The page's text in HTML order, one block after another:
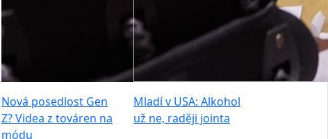
Nová posedlost Gen
Z? Videa z továren na
módu
Mladí v USA: Alkohol
už ne, raději jointa